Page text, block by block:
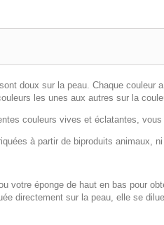
doux sur la peau. Chaque couleur
les unes aux autres sur la
couleurs vives et éclatantes, vous
à partir de biproduits animaux,
éponge de haut en bas pour
directement sur la peau, elle se